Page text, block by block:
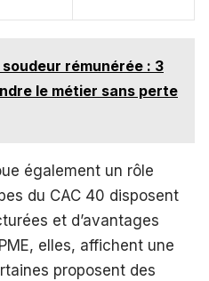
rémunérée : 3
le métier sans perte
également un rôle
du CAC 40 disposent
et d’avantages
elles, affichent une
proposent des